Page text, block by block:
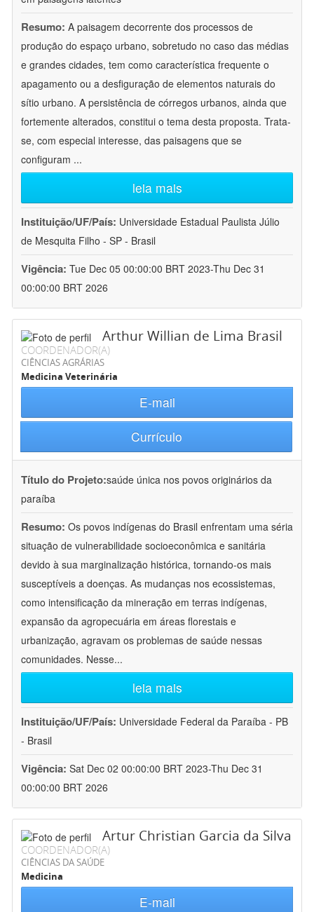
Resumo: A paisagem decorrente dos processos de
produção do espaço urbano, sobretudo no caso das médias
e grandes cidades, tem como característica frequente o
apagamento ou a desfiguração de elementos naturais do
sítio urbano. A persistência de córregos urbanos, ainda que
fortemente alterados, constitui o tema desta proposta. Trata-
se, com especial interesse, das paisagens que se
configuram ...
leia mais
Instituição/UF/País: Universidade Estadual Paulista Júlio
de Mesquita Filho - SP - Brasil
Vigência: Tue Dec 05 00:00:00 BRT 2023-Thu Dec 31
00:00:00 BRT 2026
Arthur Willian de Lima Brasil
COORDENADOR(A)
CIÊNCIAS AGRÁRIAS
Medicina Veterinária
E-mail
Currículo
Título do Projeto:saúde única nos povos originários da
paraíba
Resumo: Os povos indígenas do Brasil enfrentam uma séria
situação de vulnerabilidade socioeconômica e sanitária
devido à sua marginalização histórica, tornando-os mais
susceptíveis a doenças. As mudanças nos ecossistemas,
como intensificação da mineração em terras indígenas,
expansão da agropecuária em áreas florestais e
urbanização, agravam os problemas de saúde nessas
comunidades. Nesse...
leia mais
Instituição/UF/País: Universidade Federal da Paraíba - PB
- Brasil
Vigência: Sat Dec 02 00:00:00 BRT 2023-Thu Dec 31
00:00:00 BRT 2026
Artur Christian Garcia da Silva
COORDENADOR(A)
CIÊNCIAS DA SAÚDE
Medicina
E-mail